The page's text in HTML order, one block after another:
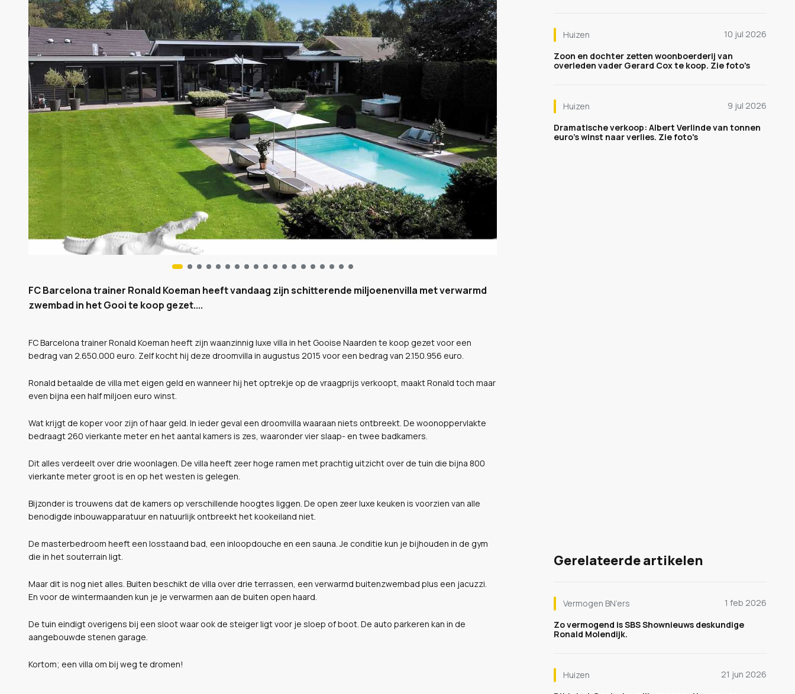
FC Barcelona trainer Ronald Koeman heeft vandaag zijn schitterende miljoenenvilla met verwarmd
zwembad in het Gooi te koop gezet....
FC Barcelona trainer Ronald Koeman heeft zijn waanzinnig luxe villa in het Gooise Naarden te koop gezet voor een
bedrag van 2.650.000 euro. Zelf kocht hij deze droomvilla in augustus 2015 voor een bedrag van 2.150.956 euro.
Ronald betaalde de villa met eigen geld en wanneer hij het optrekje op de vraagprijs verkoopt, maakt Ronald toch maar
even bijna een half miljoen euro winst.
Wat krijgt de koper voor zijn of haar geld. In ieder geval een droomvilla waaraan niets ontbreekt. De woonoppervlakte
bedraagt 260 vierkante meter en het aantal kamers is zes, waaronder vier slaap- en twee badkamers.
Dit alles verdeelt over drie woonlagen. De villa heeft zeer hoge ramen met prachtig uitzicht over de tuin die bijna 800
vierkante meter groot is en op het westen is gelegen.
Bijzonder is trouwens dat de kamers op verschillende hoogtes liggen. De open zeer luxe keuken is voorzien van alle
benodigde inbouwapparatuur en natuurlijk ontbreekt het kookeiland niet.
De masterbedroom heeft een losstaand bad, een inloopdouche en een sauna. Je conditie kun je bijhouden in de gym
die in het souterrain ligt.
Maar dit is nog niet alles. Buiten beschikt de villa over drie terrassen, een verwarmd buitenzwembad plus een jacuzzi.
En voor de wintermaanden kun je je verwarmen aan de buiten open haard.
De tuin eindigt overigens bij een sloot waar ook de steiger ligt voor je sloep of boot. De auto parkeren kan in de
aangebouwde stenen garage.
Kortom; een villa om bij weg te dromen!
Huizen
10 jul 2026
Zoon en dochter zetten woonboerderij van
overleden vader Gerard Cox te koop. Zie foto's
Huizen
9 jul 2026
Dramatische verkoop: Albert Verlinde van tonnen
euro's winst naar verlies. Zie foto's
Gerelateerde artikelen
Vermogen BN’ers
1 feb 2026
Zo vermogend is SBS Shownieuws deskundige
Ronald Molendijk.
Huizen
21 jun 2026